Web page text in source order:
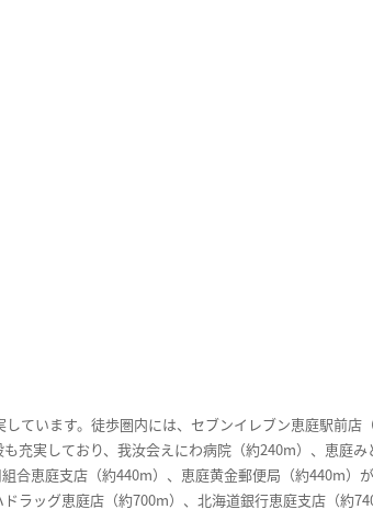
ています。徒歩圏内には、セブンイレブン恵庭駅前
充実しており、我汝会えにわ病院（約240m）、恵
合恵庭支店（約440m）、恵庭黄金郵便局（約440m
ラッグ恵庭店（約700m）、北海道銀行恵庭支店（約